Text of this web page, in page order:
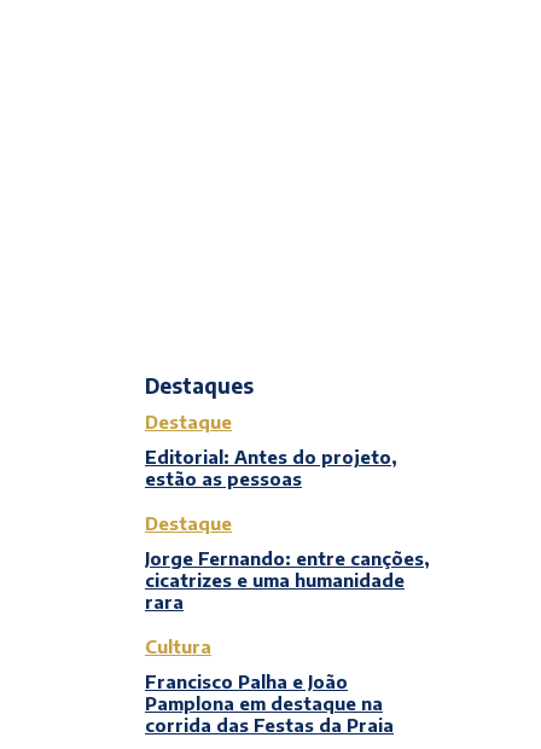
Destaques
Destaque
Editorial: Antes do projeto,
estão as pessoas
Destaque
Jorge Fernando: entre canções,
cicatrizes e uma humanidade
rara
Cultura
Francisco Palha e João
Pamplona em destaque na
corrida das Festas da Praia